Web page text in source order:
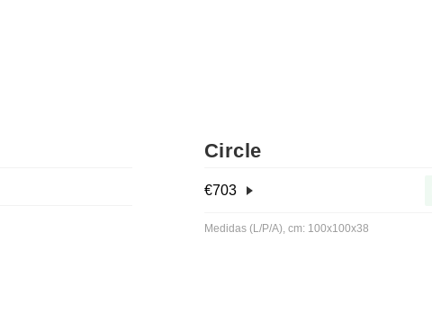
Circle
€703
Medidas (L/P/A), cm: 100x100x38